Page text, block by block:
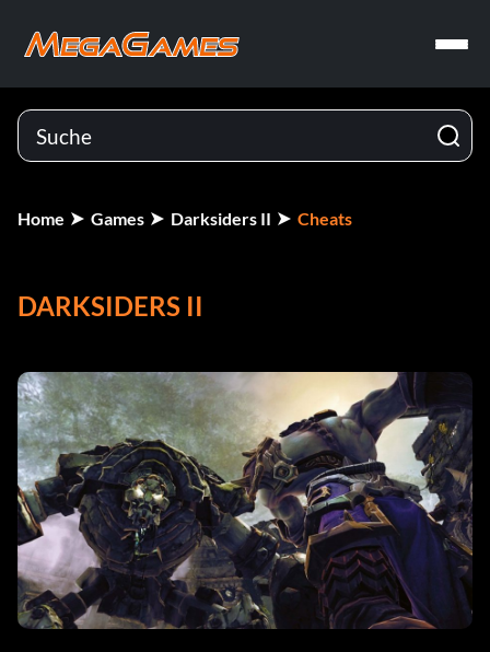
Home Games Darksiders II Cheats
DARKSIDERS II